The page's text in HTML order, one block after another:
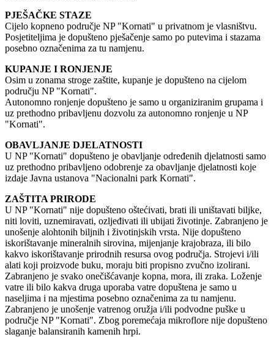
PJEŠAČKE STAZE
Cijelo kopneno područje NP "Kornati" u privatnom je vlasništvu.
Posjetiteljima je dopušteno pješačenje samo po putevima i stazama
posebno označenima za tu namjenu.
KUPANJE I RONJENJE
Osim u zonama stroge zaštite, kupanje je dopušteno na cijelom
području NP "Kornati".
Autonomno ronjenje dopušteno je samo u organiziranim grupama i
uz prethodno pribavljenu dozvolu za autonomno ronjenje u NP
"Kornati".
OBAVLJANJE DJELATNOSTI
U NP "Kornati" dopušteno je obavljanje određenih djelatnosti samo
uz prethodno pribavljeno odobrenje za obavljanje djelatnosti koje
izdaje Javna ustanova "Nacionalni park Kornati".
ZAŠTITA PRIRODE
U NP "Kornati" nije dopušteno oštećivati, brati ili uništavati biljke,
niti loviti, uznemiravati, ozljeđivati ili ubijati životinje. Zabranjeno je
unošenje alohtonih biljnih i životinjskih vrsta. Nije dopušteno
iskorištavanje mineralnih sirovina, mijenjanje krajobraza, ili bilo
kakvo iskorištavanje prirodnih resursa ovog područja. Strojevi i/ili
alati koji proizvode buku, moraju biti propisno zvučno izolirani.
Zabranjeno je svako onečišćavanje kopna, mora, ili zraka. Loženje
vatre ili bilo kakva druga uporaba vatre dopuštena je samo u
naseljima i na mjestima posebno označenima za tu namjenu.
Zabranjeno je unošenje vatrenog oružja i/ili podvodne puške u
područje NP "Kornati". Zbog poremećaja mikroflore nije dopušteno
slaganje balansiranih kamenih hrpi.